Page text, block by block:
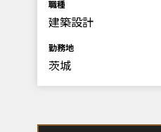
職種
建築設計
勤務地
茨城